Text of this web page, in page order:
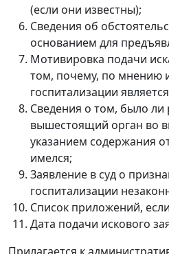
(если они известны);
Сведения об
основанием для
Мотивировка подачи
том, почему, по мнению
госпитализации
Сведения о том, было
вышестоящий орган во
указанием содержания
имелся;
Заявление в суд о
госпитализации
Список приложений,
Дата подачи искового